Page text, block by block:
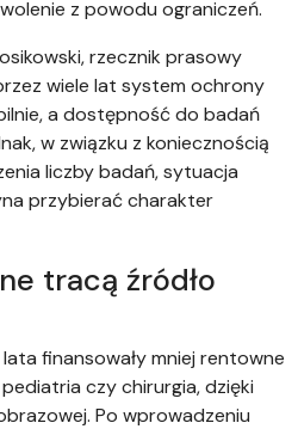
z powodu ograniczeń.
rzecznik prasowy
wiele lat system ochrony
a dostępność do badań
w związku z koniecznością
liczby badań, sytuacja
przybierać charakter
tracą źródło
finansowały mniej rentowne
czy chirurgia, dzięki
Po wprowadzeniu